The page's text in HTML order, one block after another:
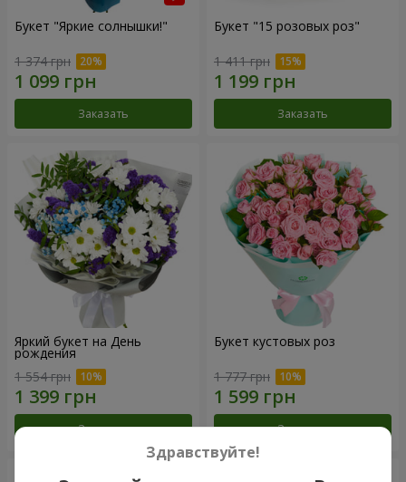
Букет "Яркие солнышки!"
1 374 грн
Заказать
Букет "15 розовых роз"
1 411 грн
Заказать
Яркий букет на День
рождения
1 554 грн
Заказать
Букет кустовых роз
1 777 грн
Заказать
Здравствуйте!